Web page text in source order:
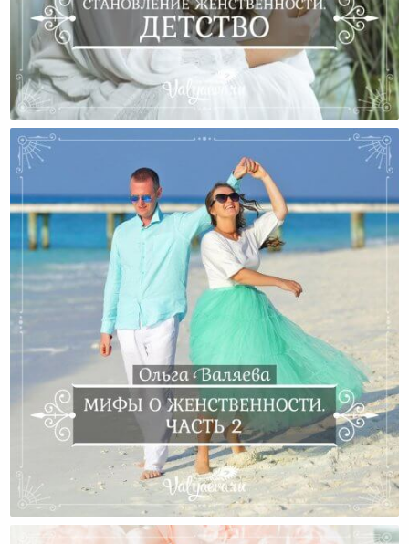
Становление Женственности. Детство.
Мифы О Женственности. Часть 2.